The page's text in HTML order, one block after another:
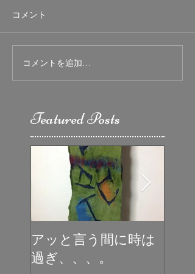
Featured Posts
コメント
コメントを追加…
アッと言う間に時は
過ぎ、、、。